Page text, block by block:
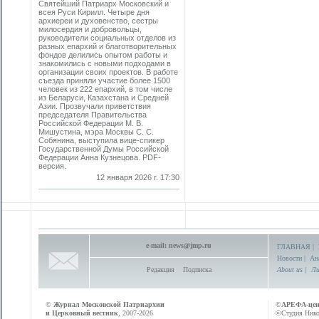
Святейший Патриарх Московский и
всея Руси Кирилл. Четыре дня
архиереи и духовенство, сестры
милосердия и добровольцы,
руководители социальных отделов из
разных епархий и благотворительных
фондов делились опытом работы и
знакомились с новыми подходами в
организации своих проектов. В работе
съезда приняли участие более 1500
человек из 222 епархий, в том числе
из Беларуси, Казахстана и Средней
Азии. Прозвучали приветствия
председателя Правительства
Российской Федерации М. В.
Мишустина, мэра Москвы С. С.
Собянина, выступила вице-спикер
Государственной Думы Российской
Федерации Анна Кузнецова. PDF-
версия.
12 января 2026 г. 17:30
e-mail: news@jmp.ru
Редакция Подписка
ГЛАВНАЯ |
Новости |
About us |
© Журнал Московской Патриархии
и Церковный вестник , 2007-2026
©АРЕФА-
©Студия